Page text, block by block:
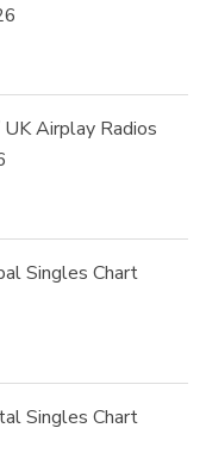
Airplay Radios
Singles Chart
Singles Chart